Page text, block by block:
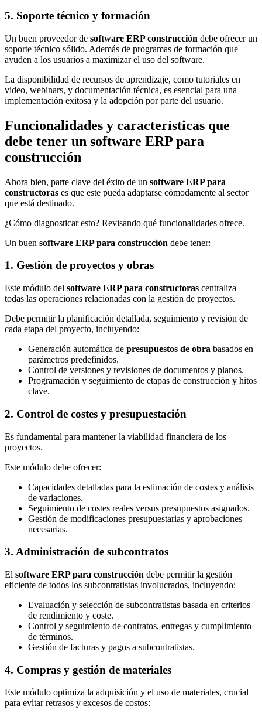
5. Soporte técnico y formación
Un buen proveedor de software ERP construcción debe ofrecer un
soporte técnico sólido. Además de programas de formación que
ayuden a los usuarios a maximizar el uso del software.
La disponibilidad de recursos de aprendizaje, como tutoriales en
video, webinars, y documentación técnica, es esencial para una
implementación exitosa y la adopción por parte del usuario.
Funcionalidades y características que
debe tener un software ERP para
construcción
Ahora bien, parte clave del éxito de un software ERP para
constructoras es que este pueda adaptarse cómodamente al sector
que está destinado.
¿Cómo diagnosticar esto? Revisando qué funcionalidades ofrece.
Un buen software ERP para construcción debe tener:
1. Gestión de proyectos y obras
Este módulo del software ERP para constructoras centraliza
todas las operaciones relacionadas con la gestión de proyectos.
Debe permitir la planificación detallada, seguimiento y revisión de
cada etapa del proyecto, incluyendo:
Generación automática de presupuestos de obra basados en
parámetros predefinidos.
Control de versiones y revisiones de documentos y planos.
Programación y seguimiento de etapas de construcción y hitos
clave.
2. Control de costes y presupuestación
Es fundamental para mantener la viabilidad financiera de los
proyectos.
Este módulo debe ofrecer:
Capacidades detalladas para la estimación de costes y análisis
de variaciones.
Seguimiento de costes reales versus presupuestos asignados.
Gestión de modificaciones presupuestarias y aprobaciones
necesarias.
3. Administración de subcontratos
El software ERP para construcción debe permitir la gestión
eficiente de todos los subcontratistas involucrados, incluyendo:
Evaluación y selección de subcontratistas basada en criterios
de rendimiento y coste.
Control y seguimiento de contratos, entregas y cumplimiento
de términos.
Gestión de facturas y pagos a subcontratistas.
4. Compras y gestión de materiales
Este módulo optimiza la adquisición y el uso de materiales, crucial
para evitar retrasos y excesos de costos: